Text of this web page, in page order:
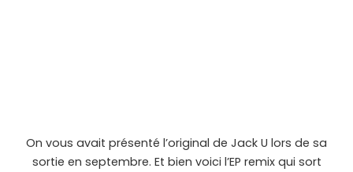
On vous avait présenté l’original de Jack U lors de sa
sortie en septembre. Et bien voici l’EP remix qui sort